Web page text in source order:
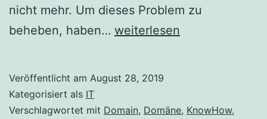
nicht mehr. Um dieses Problem zu
beheben, haben… Die
Arbeitsstation
weiterlesen
Veröffentlicht am August 28, 2019
Kategorisiert als IT
Verschlagwortet mit Domain, Domäne, KnowHow,